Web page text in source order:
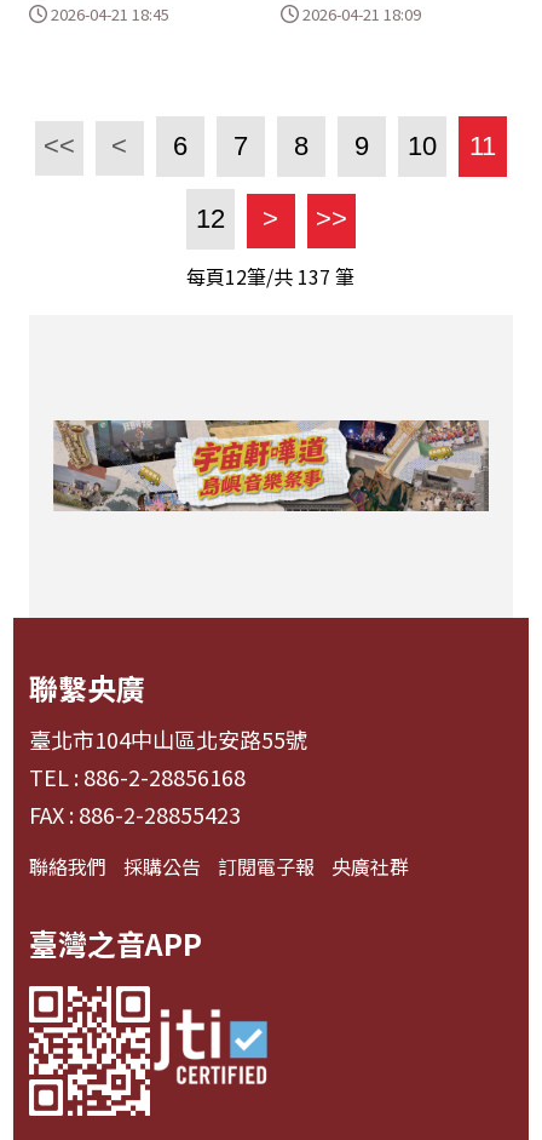
2026-04-21 18:45 2026-04-21 18:09
<< < 6 7 8 9 10 11
12 > >>
每頁12筆/共 137 筆
聯繫央廣
臺北市104中山區北安路55號
TEL : 886-2-28856168
FAX : 886-2-28855423
聯絡我們 採購公告 訂閱電子報 央廣社群
臺灣之音APP